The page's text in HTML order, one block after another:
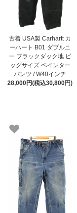
古着 USA製 Carhartt カ
ーハート B01 ダブルニ
ー ブラックダック地 ビ
ッグサイズ ペインター
パンツ / W40インチ
28,000円(税込30,800円)